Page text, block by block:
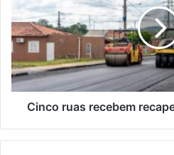
Cinco ruas recebem